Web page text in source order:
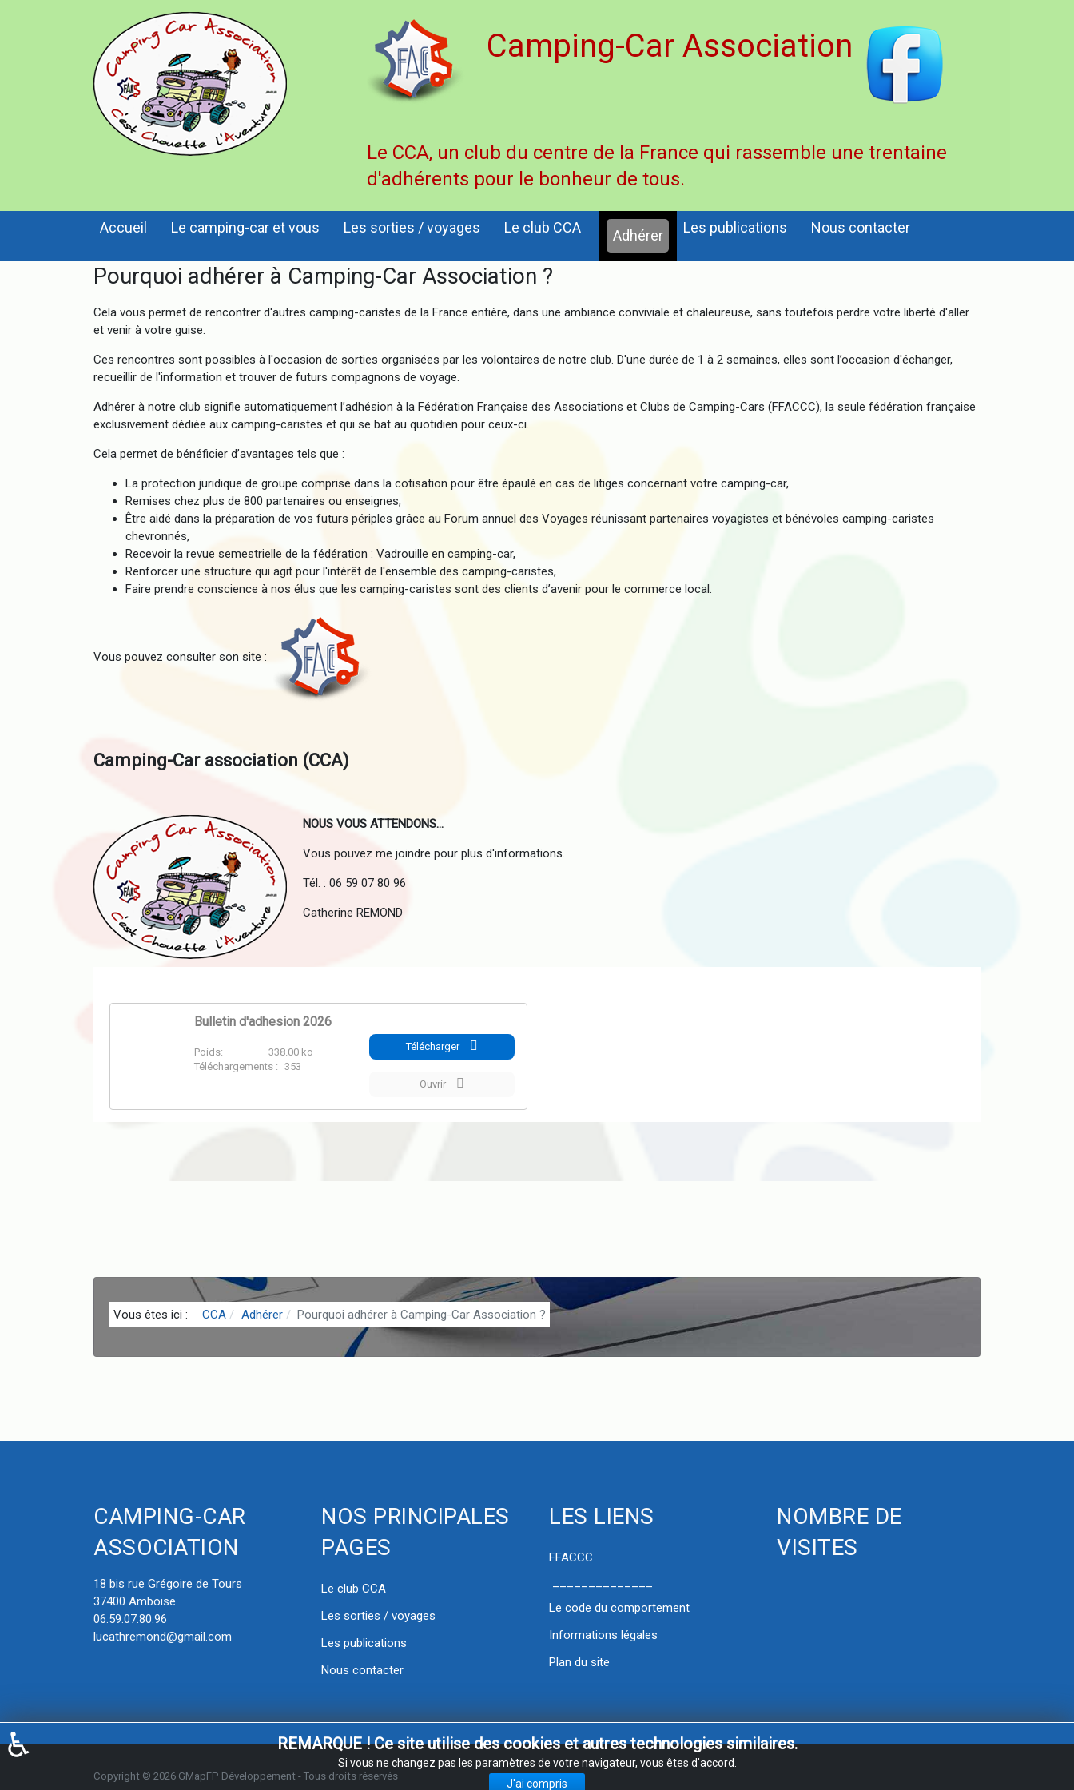
Camping-Car Association
Le CCA, un club du centre de la France qui rassemble une trentaine
d'adhérents pour le bonheur de tous.
Accueil Le camping-car et vous Les sorties / voyages Le club CCA Adhérer Les publications Nous contacter
Pourquoi adhérer à Camping-Car Association ?
Cela vous permet de rencontrer d'autres camping-caristes de la France entière, dans une ambiance conviviale et chaleureuse, sans toutefois perdre votre liberté d'aller
et venir à votre guise.
Ces rencontres sont possibles à l'occasion de sorties organisées par les volontaires de notre club. D'une durée de 1 à 2 semaines, elles sont l’occasion d'échanger,
recueillir de l'information et trouver de futurs compagnons de voyage.
Adhérer à notre club signifie automatiquement l’adhésion à la Fédération Française des Associations et Clubs de Camping-Cars (FFACCC), la seule fédération française
exclusivement dédiée aux camping-caristes et qui se bat au quotidien pour ceux-ci.
Cela permet de bénéficier d’avantages tels que :
La protection juridique de groupe comprise dans la cotisation pour être épaulé en cas de litiges concernant votre camping-car,
Remises chez plus de 800 partenaires ou enseignes,
Être aidé dans la préparation de vos futurs périples grâce au Forum annuel des Voyages réunissant partenaires voyagistes et bénévoles camping-caristes
chevronnés,
Recevoir la revue semestrielle de la fédération : Vadrouille en camping-car,
Renforcer une structure qui agit pour l'intérêt de l'ensemble des camping-caristes,
Faire prendre conscience à nos élus que les camping-caristes sont des clients d’avenir pour le commerce local.
Vous pouvez consulter son site :
Camping-Car association (CCA)
NOUS VOUS ATTENDONS...
Vous pouvez me joindre pour plus d'informations.
Tél. : 06 59 07 80 96
Catherine REMOND
Bulletin d'adhesion 2026
Poids:
338.00 ko
Téléchargements : 353
Télécharger
Ouvrir
Vous êtes ici : CCA Adhérer Pourquoi adhérer à Camping-Car Association ?
CAMPING-CAR
ASSOCIATION
18 bis rue Grégoire de Tours
37400 Amboise
06.59.07.80.96
lucathremond@gmail.com
NOS PRINCIPALES
PAGES
Le club CCA
Les sorties / voyages
Les publications
Nous contacter
LES LIENS
FFACCC
Le code du comportement
Informations légales
Plan du site
NOMBRE DE
VISITES
Copyright © 2026 GMapFP Développement - Tous droits réservés
REMARQUE ! Ce site utilise des cookies et autres technologies similaires.
Si vous ne changez pas les paramètres de votre navigateur, vous êtes d'accord.
J'ai compris